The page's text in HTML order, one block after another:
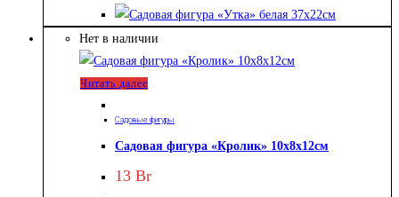
Нет в наличии
Читать далее
Садовые фигуры
Садовая фигура «Кролик» 10х8х12см
13 Br